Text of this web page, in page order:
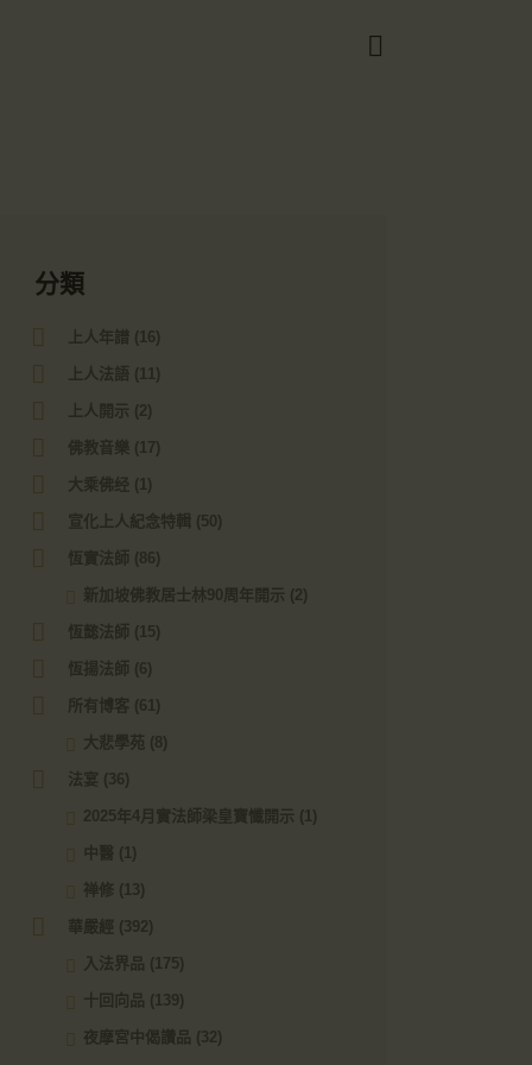
分類
上人年譜 (16)
上人法語 (11)
上人開示 (2)
佛教音樂 (17)
大乘佛经 (1)
宣化上人紀念特輯 (50)
恆實法師 (86)
新加坡佛教居士林90周年開示 (2)
恆懿法師 (15)
恆揚法師 (6)
所有博客 (61)
大悲學苑 (8)
法宴 (36)
2025年4月實法師梁皇寶懺開示 (1)
中醫 (1)
禅修 (13)
華嚴經 (392)
入法界品 (175)
十回向品 (139)
夜摩宮中偈讚品 (32)